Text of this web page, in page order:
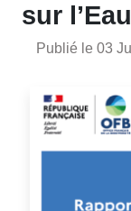
sur
Publié le 03